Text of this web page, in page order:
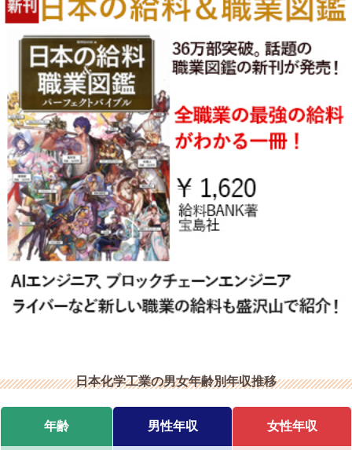
日本化学工業の男女年齢別年収推移
年齢 男性年収 女性年収